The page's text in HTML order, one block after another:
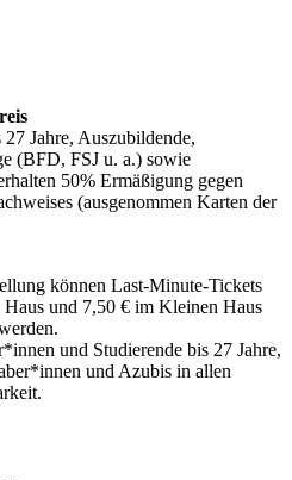
Jahre, Auszubildende,
(BFD, FSJ u. a.) sowie
50% Ermäßigung gegen
(ausgenommen Karten der
können Last-Minute-Tickets
und 7,50 € im Kleinen Haus
und Studierende bis 27 Jahre,
und Azubis in allen